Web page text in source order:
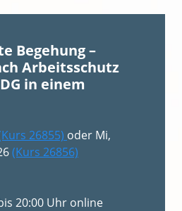
Begehung –
Arbeitsschutz
in einem
26855) oder Mi,
(Kurs 26856)
20:00 Uhr online